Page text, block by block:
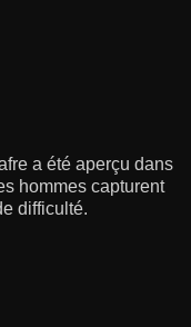
a été aperçu dans
hommes capturent
difficulté.